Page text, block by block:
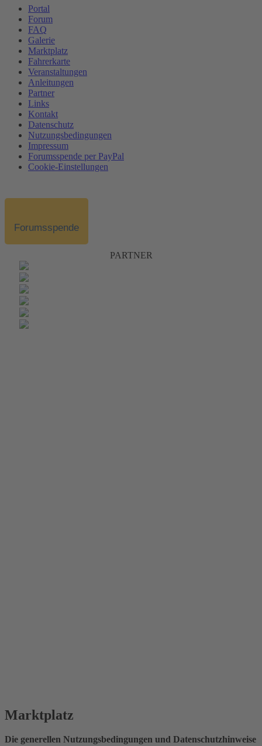
Portal
Forum
FAQ
Galerie
Marktplatz
Fahrerkarte
Veranstaltungen
Anleitungen
Partner
Links
Kontakt
Datenschutz
Nutzungsbedingungen
Impressum
Forumsspende per PayPal
Cookie-Einstellungen
Forumsspende
PARTNER
Marktplatz
Die generellen Nutzungsbedingungen und Datenschutzhinweise